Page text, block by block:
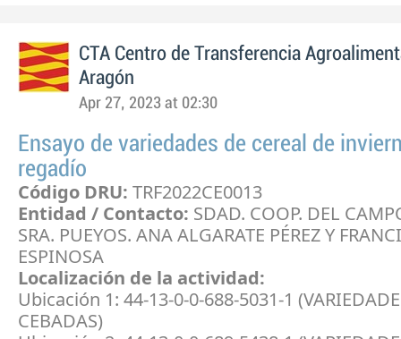
CTA Centro de Transferencia
Aragón
Apr 27, 2023 at 02:30
Ensayo de variedades de cereal de
regadío
Código DRU: TRF2022CE0013
Entidad / Contacto: SDAD. COOP. DEL
SRA. PUEYOS. ANA ALGARATE PÉREZ Y
ESPINOSA
Localización de la actividad:
Ubicación 1: 44-13-0-0-688-5031-1
CEBADAS)